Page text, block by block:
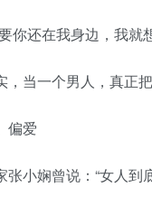
还在我身边，我就想
一个男人，真正把
爱
小娴曾说：“女人到